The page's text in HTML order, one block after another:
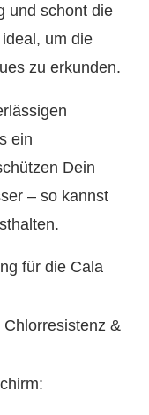
und schont die
um die
zu erkunden.
ein
Dein
– so kannst
für die Cala
&